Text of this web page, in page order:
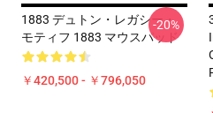
1883 デュトン・レガシー・
モティフ 1883 マウスパッド
￥420,500 - ￥796,050
-20%